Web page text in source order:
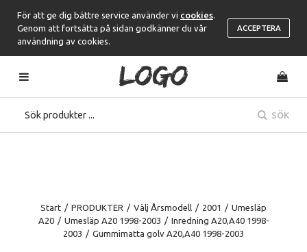
För att ge dig bättre service använder vi cookies
Genom att fortsätta på sidan godkänner du vår
användning av cookies.
ACCEPTERA
SÖK
Start / PRODUKTER / Välj Årsmodell / 2001 / Umesläp
A20 / Umesläp A20 1998-2003 / Inredning A20,A40 1998-
2003 / Gummimatta golv A20,A40 1998-2003